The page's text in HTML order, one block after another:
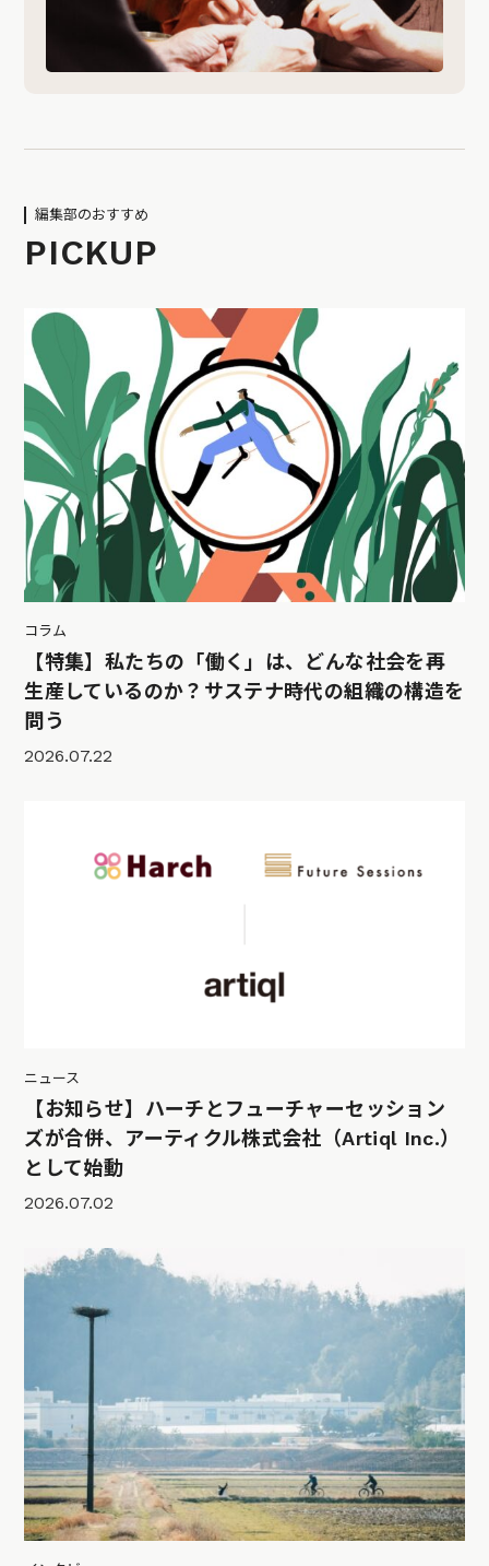
編集部のおすすめ
PICKUP
コラム
【特集】私たちの「働く」は、どんな社会を再
生産しているのか？サステナ時代の組織の構造を
問う
2026.07.22
ニュース
【お知らせ】ハーチとフューチャーセッション
ズが合併、アーティクル株式会社（Artiql Inc.）
として始動
2026.07.02